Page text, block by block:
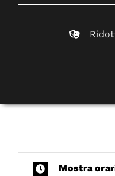
Mostra